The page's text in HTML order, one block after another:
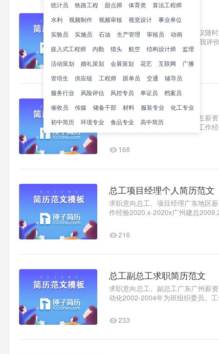
统计员
铁路工程 甜点师 体育类
算法工程师
水利
视频制作 视频审核 视觉设计
事业单位
实验员
实施员 石油 生产管理 审核员
动画
嵌入式工程师
内勤 猎头 航空 结构设计师
监理
活动策划
婚礼策划 会展策划 花艺 互联网
广播
管培生
供应链 工程师 跟单员 交通
辅导员
服务行业
风险评估 风控专员 单证员
档案员
催收员
传媒 储备干部 材料 服装专业
化工专业
初中简历
环境专业 食品专业 高中简历
总管简历范文
求职意向总管山东威海薪资面议随
2020.x-2020x松竹梅家具城自我
203
总工程师助理简历范文
求职意向总工程师助理广西崇左薪
（建工方向）任职致诚社部长工作
168
总工项目经理个人简历范文
求职意向总工、项目经理广东地区
作经验2020.x-2020x广州建总
216
总工副总工求职简历范文
求职意向总工、副总工广东广州薪
动化2002-2004年为班组织委员。
233